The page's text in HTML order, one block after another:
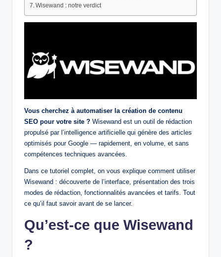
Wisewand : notre verdict
Vous cherchez à automatiser la création de contenu
SEO pour votre site ? Wisewand est un outil de rédaction
propulsé par l’intelligence artificielle qui génère des articles
optimisés pour Google — rapidement, en volume, et sans
compétences techniques avancées.
Dans ce tutoriel complet, on vous explique comment utiliser
Wisewand : découverte de l’interface, présentation des trois
modes de rédaction, fonctionnalités avancées et tarifs. Tout
ce qu’il faut savoir avant de se lancer.
Qu’est-ce que Wisewand
?